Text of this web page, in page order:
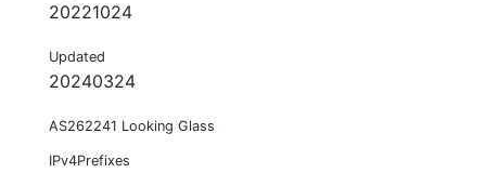
20221024
Updated
20240324
AS262241 Looking Glass
IPv4Prefixes